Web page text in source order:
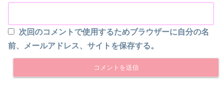
次回のコメントで使用するためブラウザーに自分の名
前、メールアドレス、サイトを保存する。